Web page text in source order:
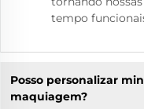
tempo
Posso personalizar
maquiagem?